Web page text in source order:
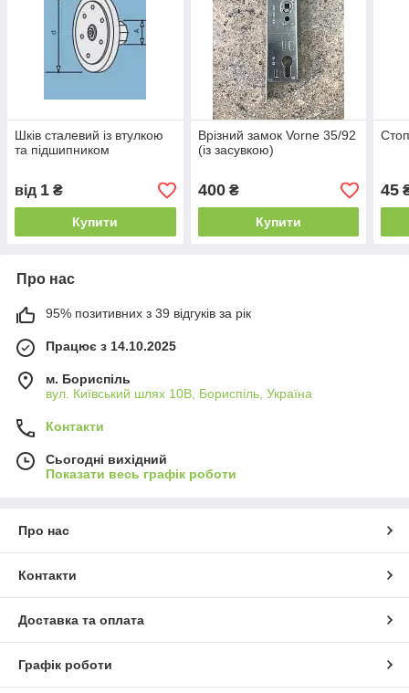
Шків сталевий із втулкою
та підшипником
від 1 ₴
Купити
Врізний замок Vorne 35/92
(із засувкою)
400₴
Купити
45
Про нас
95% позитивних з 39 відгуків за рік
Працює з 14.10.2025
м. Бориспіль
вул. Київський шлях 10В, Бориспіль, Україна
Контакти
Сьогодні вихідний
Показати весь графік роботи
Про нас
Контакти
Доставка та оплата
Графік роботи